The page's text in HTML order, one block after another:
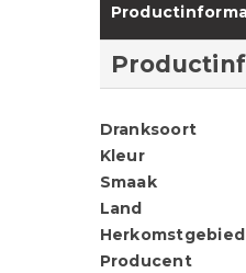
Dranksoort
Kleur
Smaak
Land
Herkomstgebied
Producent